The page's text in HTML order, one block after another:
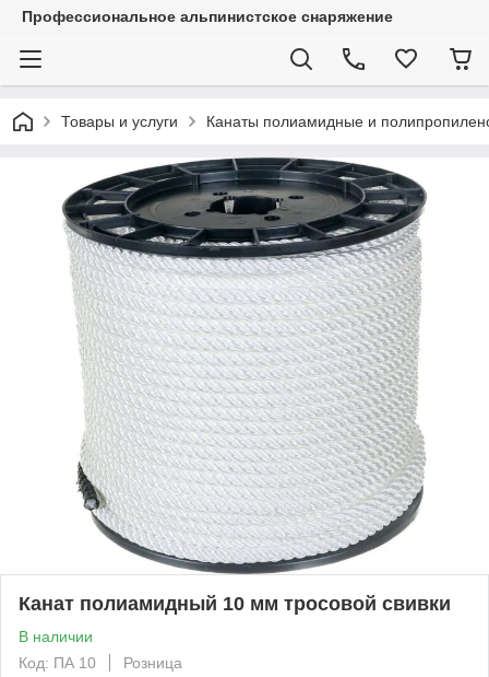
Профессиональное альпинистское снаряжение
Товары и услуги Канаты полиамидные и
Канат полиамидный 10 мм тросовой свивки
В наличии
Код: ПА 10
Розница